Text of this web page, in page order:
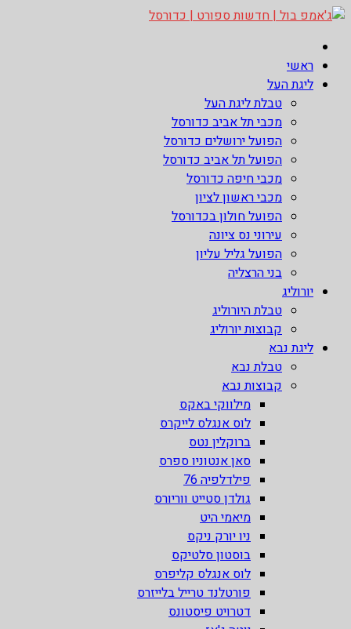
Skip
content
ג'אמפ בול | חדשות ספורט | כדורסל
אתר גאמפ בול ישראל אתר חדשות ספורט כדורסל האתר מסקר את
ליגות הכדורסל הטובות בעולם ליגת הנבא, ליגת העל בכדורסל ,
יורוליג, ועוד. לפרטים היכנסו לאתר >>
ראשי
ליגת העל
טבלת ליגת העל
מכבי תל אביב כדורסל
הפועל ירושלים כדורסל
הפועל תל אביב כדורסל
מכבי חיפה כדורסל
מכבי ראשון לציון
הפועל חולון בכדורסל
עירוני נס ציונה
הפועל גליל עליון
בני הרצליה
יורוליג
טבלת היורוליג
קבוצות יורוליג
ליגת נבא
טבלת נבא
קבוצות נבא
מילווקי באקס
לוס אנגלס לייקרס
ברוקלין נטס
סאן אנטוניו ספרס
פילדלפיה 76
גולדן סטייט ווריורס
מיאמי היט
ניו יורק ניקס
בוסטון סלטיקס
לוס אנגלס קליפרס
פורטלנד טרייל בלייזרס
דטרויט פיסטונס